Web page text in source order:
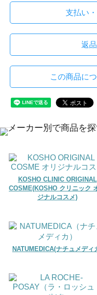
支払い
返
この商品に
KOSHO CLINIC ORIGINAL
COSME(KOSHO クリニック
ジナルコスメ)
NATUMEDICA(ナチュメディ